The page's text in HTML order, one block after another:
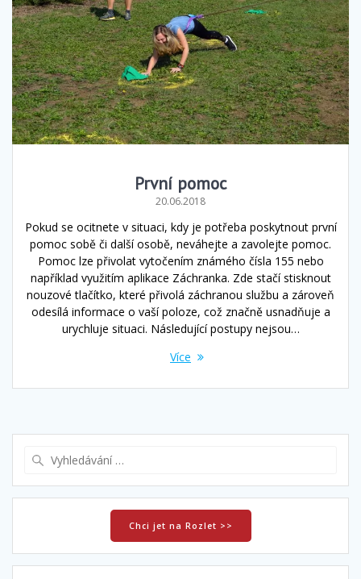
První pomoc
20.06.2018
Pokud se ocitnete v situaci, kdy je potřeba poskytnout první
pomoc sobě či další osobě, neváhejte a zavolejte pomoc.
Pomoc lze přivolat vytočením známého čísla 155 nebo
například využitím aplikace Záchranka. Zde stačí stisknout
nouzové tlačítko, které přivolá záchranou službu a zároveň
odesílá informace o vaší poloze, což značně usnadňuje a
urychluje situaci. Následující postupy nejsou…
Více
Chci jet na Rozlet >>